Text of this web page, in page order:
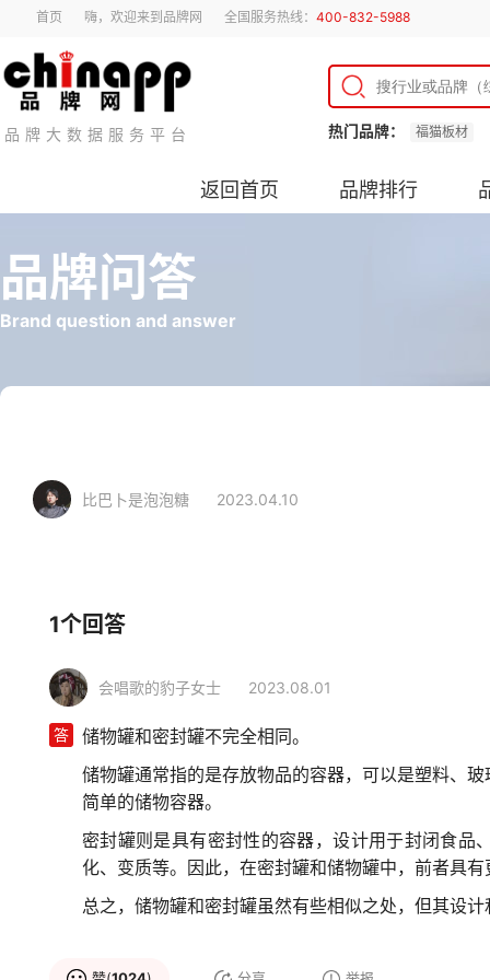
首页 嗨，欢迎来到品牌网 全国服务热线： 400-832-5988
品牌大数据服务平台 热门品牌： 福猫板材
返回首页 品牌排行
品牌问答
Brand question and answer
比巴卜是泡泡糖 2023.04.10
1个回答
会唱歌的豹子女士 2023.08.01
答
储物罐和密封罐不完全相同。
储物罐通常指的是存放物品的容器，可以是塑料、
简单的储物容器。
密封罐则是具有密封性的容器，设计用于封闭食品
化、变质等。因此，在密封罐和储物罐中，前者具
总之，储物罐和密封罐虽然有些相似之处，但其设